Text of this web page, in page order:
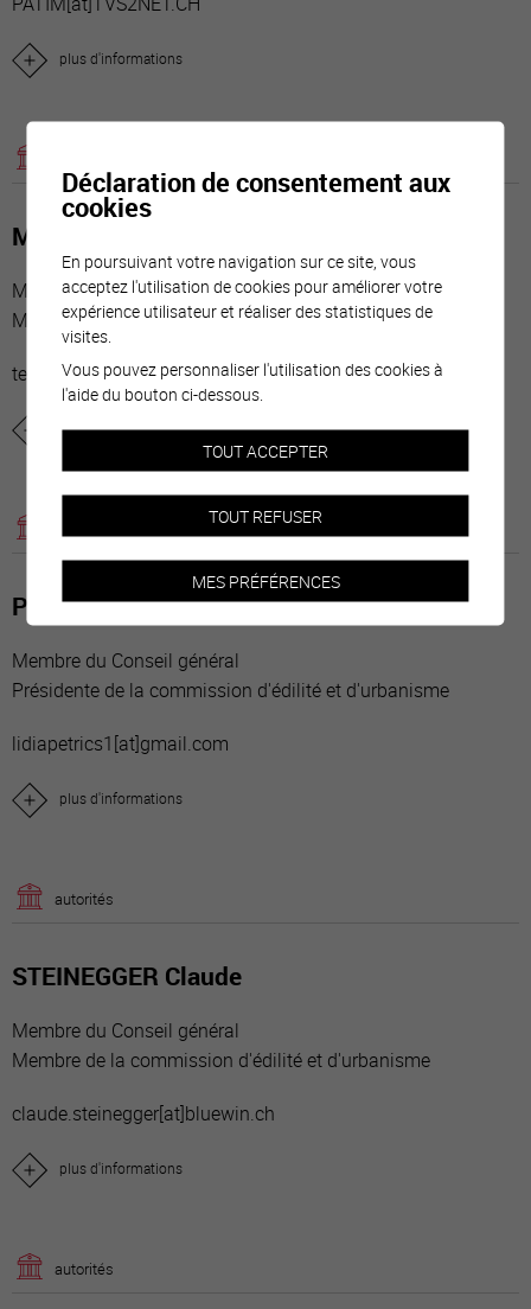
plus d'informations
MATTER-SLYVKA Tetyana
Membre du Conseil général
Membre de la commission d'édilité et d'urbanisme
tetyanaslyvka[at]bluewin.ch
plus d'informations
PETRICS Lidia
Membre du Conseil général
Présidente de la commission d'édilité et d'urbanisme
lidiapetrics1[at]gmail.com
plus d'informations
autorités
STEINEGGER Claude
Membre du Conseil général
Membre de la commission d'édilité et d'urbanisme
claude.steinegger[at]bluewin.ch
plus d'informations
autorités
Déclaration de consentement aux
cookies
En poursuivant votre navigation sur ce site, vous
acceptez l'utilisation de cookies pour améliorer votre
expérience utilisateur et réaliser des statistiques de
visites.
Vous pouvez personnaliser l'utilisation des cookies à
l'aide du bouton ci-dessous.
TOUT ACCEPTER
TOUT REFUSER
MES PRÉFÉRENCES